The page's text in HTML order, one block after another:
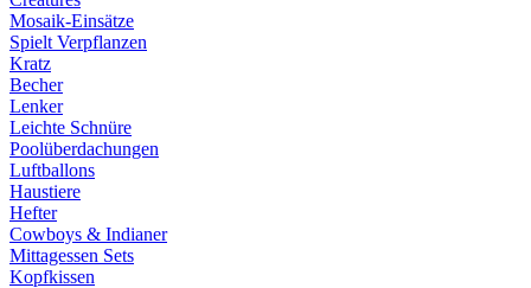
Mosaik-Einsätze
Spielt Verpflanzen
Kratz
Becher
Lenker
Leichte Schnüre
Poolüberdachungen
Luftballons
Haustiere
Hefter
Cowboys & Indianer
Mittagessen Sets
Kopfkissen